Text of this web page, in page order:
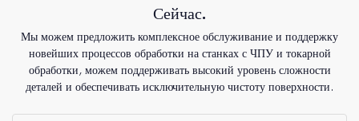
Сейчас.
Мы можем предложить комплексное обслуживание и поддержку
новейших процессов обработки на станках с ЧПУ и токарной
обработки, можем поддерживать высокий уровень сложности
деталей и обеспечивать исключительную чистоту поверхности.